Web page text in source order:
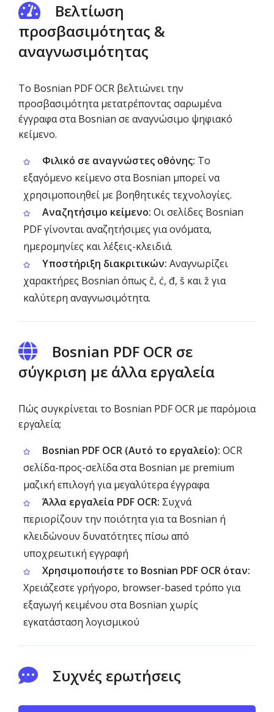
Βελτίωση
προσβασιμότητας &
αναγνωσιμότητας
Το Bosnian PDF OCR βελτιώνει την
προσβασιμότητα μετατρέποντας σαρωμένα
έγγραφα στα Bosnian σε αναγνώσιμο ψηφιακό
κείμενο.
Φιλικό σε αναγνώστες οθόνης: Το
εξαγόμενο κείμενο στα Bosnian μπορεί να
χρησιμοποιηθεί με βοηθητικές τεχνολογίες.
Αναζητήσιμο κείμενο: Οι σελίδες Bosnian
PDF γίνονται αναζητήσιμες για ονόματα,
ημερομηνίες και λέξεις-κλειδιά.
Υποστήριξη διακριτικών: Αναγνωρίζει
χαρακτήρες Bosnian όπως č, ć, đ, š και ž για
καλύτερη αναγνωσιμότητα.
Bosnian PDF OCR σε
σύγκριση με άλλα εργαλεία
Πώς συγκρίνεται το Bosnian PDF OCR με παρόμοια
εργαλεία;
Bosnian PDF OCR (Αυτό το εργαλείο): OCR
σελίδα-προς-σελίδα στα Bosnian με premium
μαζική επιλογή για μεγαλύτερα έγγραφα
Άλλα εργαλεία PDF OCR: Συχνά
περιορίζουν την ποιότητα για τα Bosnian ή
κλειδώνουν δυνατότητες πίσω από
υποχρεωτική εγγραφή
Χρησιμοποιήστε το Bosnian PDF OCR όταν:
Χρειάζεστε γρήγορο, browser-based τρόπο για
εξαγωγή κειμένου στα Bosnian χωρίς
εγκατάσταση λογισμικού
Συχνές ερωτήσεις